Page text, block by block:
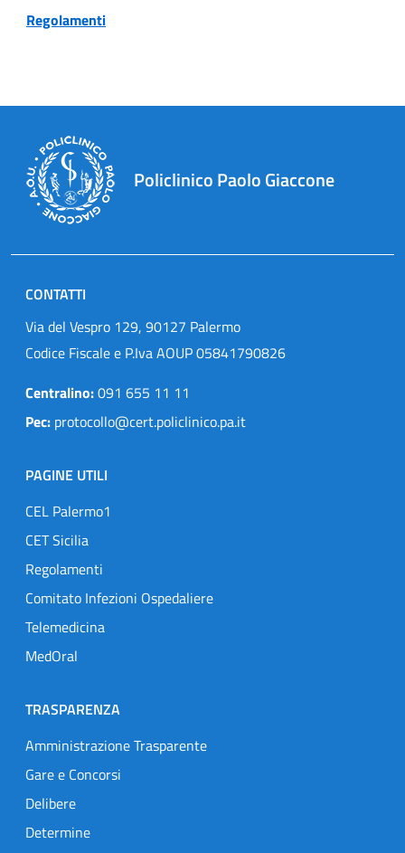
Regolamenti
Policlinico Paolo Giaccone
CONTATTI
Via del Vespro 129, 90127 Palermo
Codice Fiscale e P.Iva AOUP 05841790826
Centralino:091 655 11 11
Pec: protocollo@cert.policlinico.pa.it
PAGINE UTILI
CEL Palermo1
CET Sicilia
Regolamenti
Comitato Infezioni Ospedaliere
Telemedicina
MedOral
TRASPARENZA
Amministrazione Trasparente
Gare e Concorsi
Delibere
Determine